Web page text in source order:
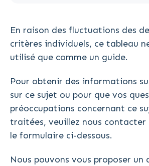
En raison des fluctuations des
critères individuels, ce tableau
utilisé que comme un guide.
Pour obtenir des informations
sur ce sujet ou pour que vos
préoccupations concernant ce
traitées, veuillez nous contacter
le formulaire ci-dessous.
Nous pouvons vous proposer un